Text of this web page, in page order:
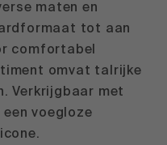
maten en
tot aan
comfortabel
omvat talrijke
Verkrijgbaar met
voegloze